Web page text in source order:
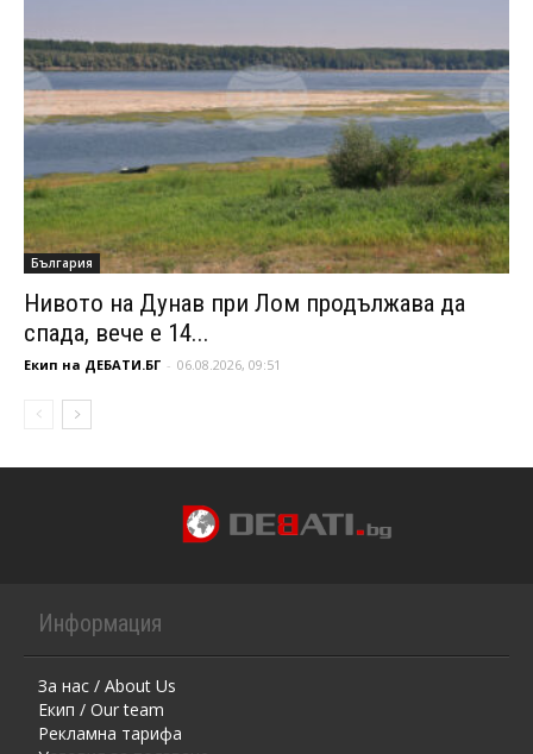
България
Нивото на Дунав при Лом продължава да
спада, вече е 14...
Екип на ДЕБАТИ.БГ - 06.08.2026, 09:51
Информация
За нас / About Us
Екип / Our team
Рекламна тарифа